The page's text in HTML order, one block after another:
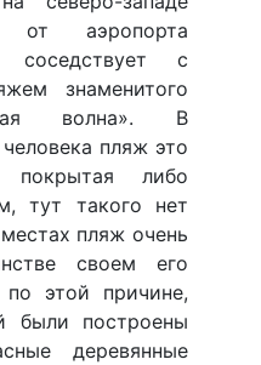
от аэропорта
соседствует с
знаменитого
волна». В
пляж это
покрытая либо
тут такого нет
пляж очень
своем его
этой причине,
были построены
деревянные